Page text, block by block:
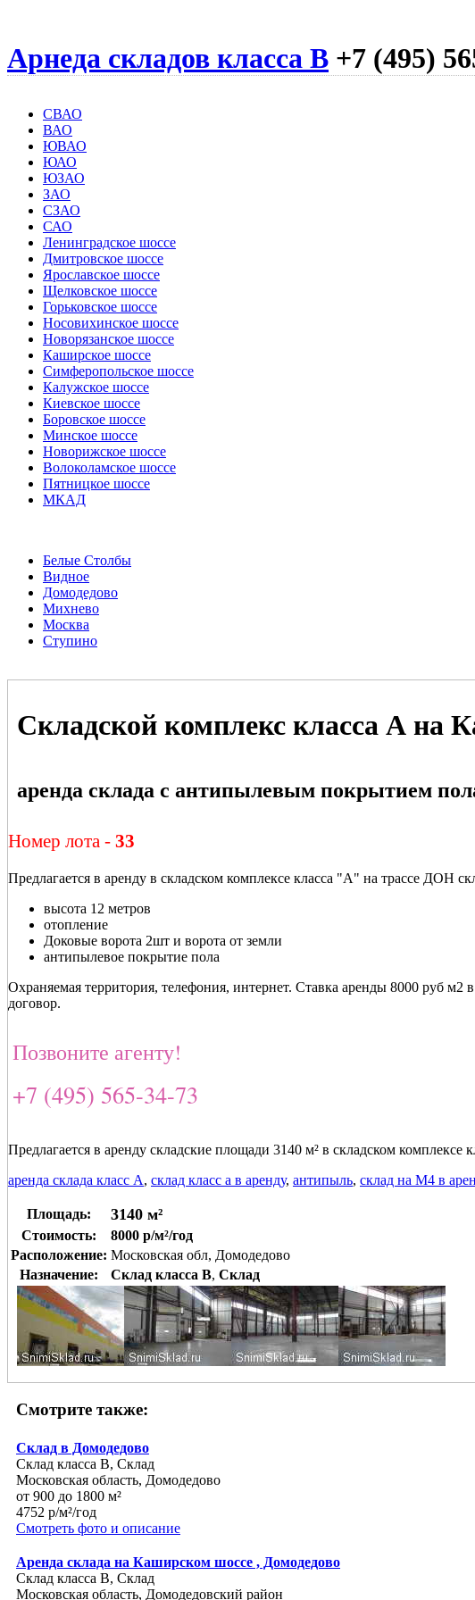
Арнеда складов класса B +7 (495)
СВАО
ВАО
ЮВАО
ЮАО
ЮЗАО
ЗАО
СЗАО
САО
Ленинградское шоссе
Дмитровское шоссе
Ярославское шоссе
Щелковское шоссе
Горьковское шоссе
Носовихинское шоссе
Новорязанское шоссе
Каширское шоссе
Симферопольское шоссе
Калужское шоссе
Киевское шоссе
Боровское шоссе
Минское шоссе
Новорижское шоссе
Волоколамское шоссе
Пятницкое шоссе
МКАД
Белые Столбы
Видное
Домодедово
Михнево
Москва
Ступино
Складской комплекс класса А на
аренда склада с антипылевым покрытием
Номер лота - 33
Предлагается в аренду в складском комплексе класса "А" на трассе ДОН
высота 12 метров
отопление
Доковые ворота 2шт и ворота от земли
антипылевое покрытие пола
Охраняемая территория, телефония, интернет. Ставка аренды 8000 руб
договор.
Позвоните агенту!
+7 (495) 565-34-73
Предлагается в аренду складские площади 3140 м² в складском
аренда склада класс А, склад класс а в аренду, антипыль, склад на М4 в
Площадь: 3140 м²
Стоимость:
8000 р/м²/год
Расположение: Московская обл, Домодедово
Назначение:
Склад класса B, Склад
Смотрите также:
Склад в Домодедово
Склад класса B, Склад
Московская область, Домодедово
от 900 до 1800 м²
4752 р/м²/год
Смотреть фото и описание
Аренда склада на Каширском шоссе , Домодедово
Склад класса B, Склад
Московская область, Домодедовский район